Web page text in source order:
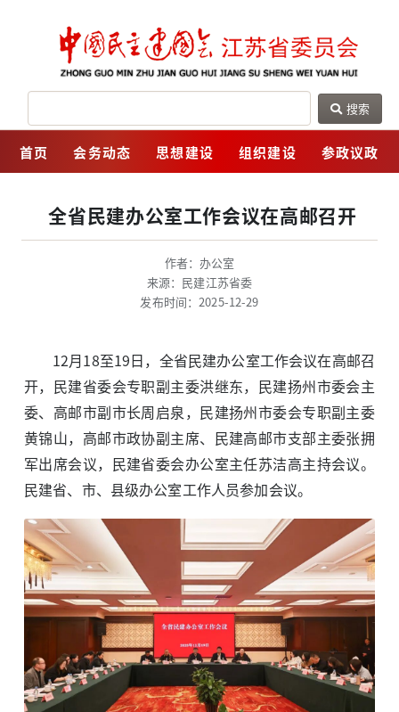
网
搜索
首页 会务动态 思想建设 组织建设 参政议政
全省民建办公室工作会议在高邮召开
作者：办公室
来源：民建江苏省委
发布时间：2025-12-29
12月18至19日，全省民建办公室工作会议在高邮召
开，民建省委会专职副主委洪继东，民建扬州市委会主
委、高邮市副市长周启泉，民建扬州市委会专职副主委
黄锦山，高邮市政协副主席、民建高邮市支部主委张拥
军出席会议，民建省委会办公室主任苏洁高主持会议。
民建省、市、县级办公室工作人员参加会议。